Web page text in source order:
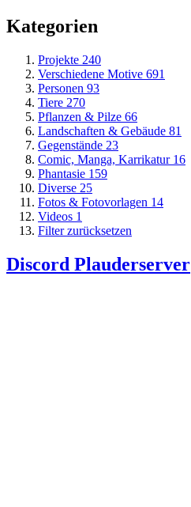
Kategorien
Projekte 240
Verschiedene Motive 691
Personen 93
Tiere 270
Pflanzen & Pilze 66
Landschaften & Gebäude 81
Gegenstände 23
Comic, Manga, Karrikatur 16
Phantasie 159
Diverse 25
Fotos & Fotovorlagen 14
Videos 1
Filter zurücksetzen
Discord Plauderserver